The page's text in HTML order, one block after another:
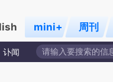
mini+ 周刊
讣闻